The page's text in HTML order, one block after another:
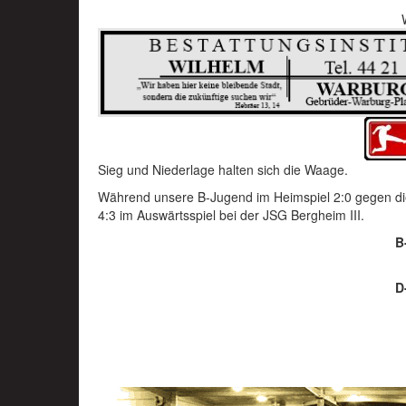
Sieg und Niederlage halten sich die Waage.
Während unsere B-Jugend im Heimspiel 2:0 gegen
4:3 im Auswärtsspiel bei der JSG Bergheim III.